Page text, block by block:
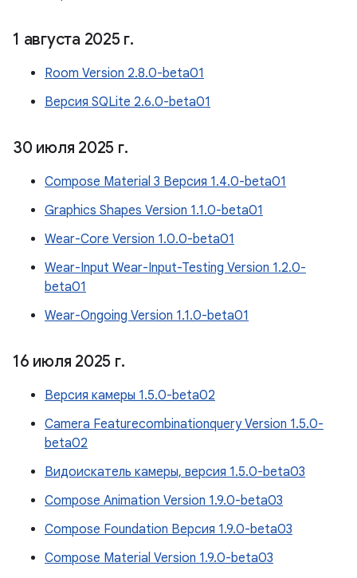
1 августа 2025 г.
Room Version 2.8.0-beta01
Версия SQLite 2.6.0-beta01
30 июля 2025 г.
Compose Material 3 Версия 1.4.0-beta01
Graphics Shapes Version 1.1.0-beta01
Wear-Core Version 1.0.0-beta01
Wear-Input Wear-Input-Testing Version 1.2.0-
beta01
Wear-Ongoing Version 1.1.0-beta01
16 июля 2025 г.
Версия камеры 1.5.0-beta02
Camera Featurecombinationquery Version 1.5.0-
beta02
Видоискатель камеры, версия 1.5.0-beta03
Compose Animation Version 1.9.0-beta03
Compose Foundation Версия 1.9.0-beta03
Compose Material Version 1.9.0-beta03